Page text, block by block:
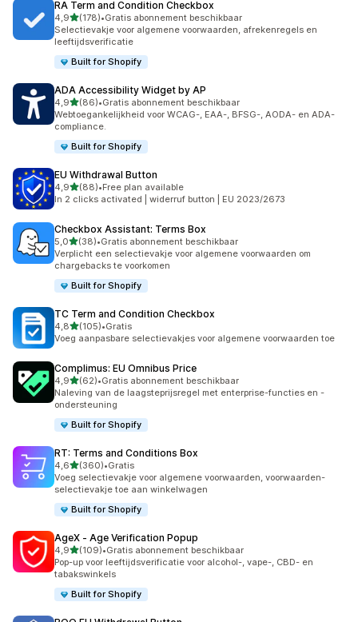
RA Term and Condition Checkbox
4,9van 5 sterren
(178)
178 recensies in totaal
•Gratis abonnement beschikbaar
Selectievakje voor algemene voorwaarden, afrekenregels en
leeftijdsverificatie
Built for Shopify
ADA Accessibility Widget by AP
4,9van 5 sterren
(86)
86 recensies in totaal
•Gratis abonnement beschikbaar
Webtoegankelijkheid voor WCAG-, EAA-, BFSG-, AODA- en ADA-
compliance.
Built for Shopify
EU Withdrawal Button
4,9van 5 sterren
(88)
88 recensies in totaal
•Free plan available
In 2 clicks activated | widerruf button | EU 2023/2673
Checkbox Assistant: Terms Box
5,0van 5 sterren
(38)
38 recensies in totaal
•Gratis abonnement beschikbaar
Verplicht een selectievakje voor algemene voorwaarden om
chargebacks te voorkomen
Built for Shopify
TC Term and Condition Checkbox
4,8van 5 sterren
(105)
105 recensies in totaal
•Gratis
Voeg aanpasbare selectievakjes voor algemene voorwaarden toe
Complimus: EU Omnibus Price
4,9van 5 sterren
(62)
62 recensies in totaal
•Gratis abonnement beschikbaar
Naleving van de laagsteprijsregel met enterprise-functies en -
ondersteuning
Built for Shopify
RT: Terms and Conditions Box
4,6van 5 sterren
(360)
360 recensies in totaal
•Gratis
Voeg selectievakje voor algemene voorwaarden, voorwaarden-
selectievakje toe aan winkelwagen
Built for Shopify
AgeX ‑ Age Verification Popup
4,9van 5 sterren
(109)
109 recensies in totaal
•Gratis abonnement beschikbaar
Pop-up voor leeftijdsverificatie voor alcohol-, vape-, CBD- en
tabakswinkels
Built for Shopify